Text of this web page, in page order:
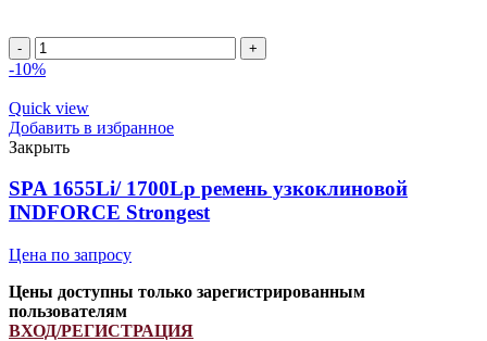
SPB
1740Li/
(PCM
6201269)
ремень
узкоклиновой
INDFORCE
Strongest
quantity
-10%
Quick view
Добавить в избранное
Закрыть
SPA 1655Li/ 1700Lp ремень узкоклиновой
INDFORCE Strongest
Цена по запросу
Цены доступны только зарегистрированным
пользователям
ВХОД/РЕГИСТРАЦИЯ